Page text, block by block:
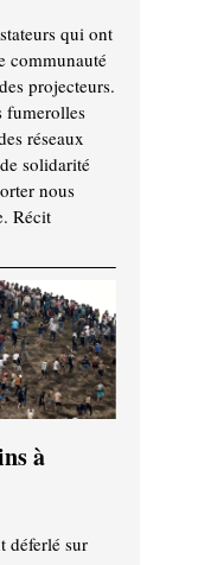
qui ont
communauté
projecteurs.
fumerolles
réseaux
solidarité
nous
Récit
à
déferlé sur